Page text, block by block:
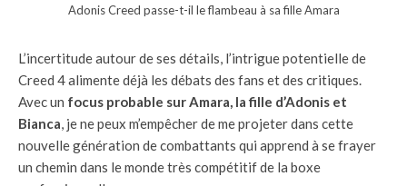
Adonis Creed passe-t-il le flambeau à sa fille Amara
L’incertitude autour de ses détails, l’intrigue potentielle de
Creed 4 alimente déjà les débats des fans et des critiques.
Avec un focus probable sur Amara, la fille d’Adonis et
Bianca, je ne peux m’empêcher de me projeter dans cette
nouvelle génération de combattants qui apprend à se frayer
un chemin dans le monde très compétitif de la boxe